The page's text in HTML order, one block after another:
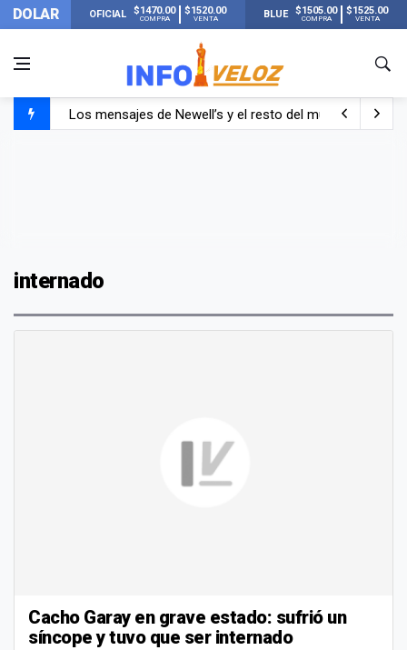
DOLAR OFICIAL $1470.00
COMPRA
$1520.00
VENTA BLUE $1505.00
COMPRA
$1525.00
VENTA
Los mensajes de Newell’s y el resto del mundo del
internado
Cacho Garay en grave estado: sufrió un
síncope y tuvo que ser internado